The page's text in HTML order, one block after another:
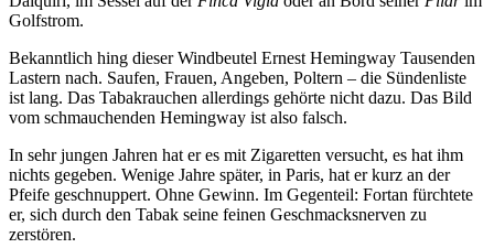
Golfstrom.
Bekanntlich hing dieser Windbeutel Ernest Hemingway Tausenden
Lastern nach. Saufen, Frauen, Angeben, Poltern – die Sündenliste
ist lang. Das Tabakrauchen allerdings gehörte nicht dazu. Das Bild
vom schmauchenden Hemingway ist also falsch.
In sehr jungen Jahren hat er es mit Zigaretten versucht, es hat ihm
nichts gegeben. Wenige Jahre später, in Paris, hat er kurz an der
Pfeife geschnuppert. Ohne Gewinn. Im Gegenteil: Fortan fürchtete
er, sich durch den Tabak seine feinen Geschmacksnerven zu
zerstören.